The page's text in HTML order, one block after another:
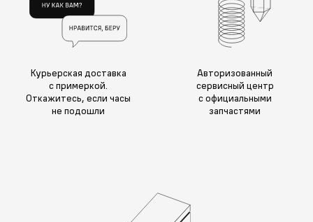
Курьерская доставка
с примеркой.
Откажитесь, если часы
не подошли
Авторизованный
сервисный центр
с официальными
запчастями